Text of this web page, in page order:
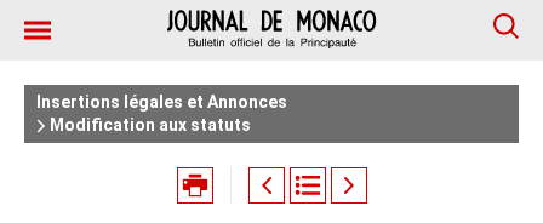
Insertions légales et Annonces
Modification aux statuts